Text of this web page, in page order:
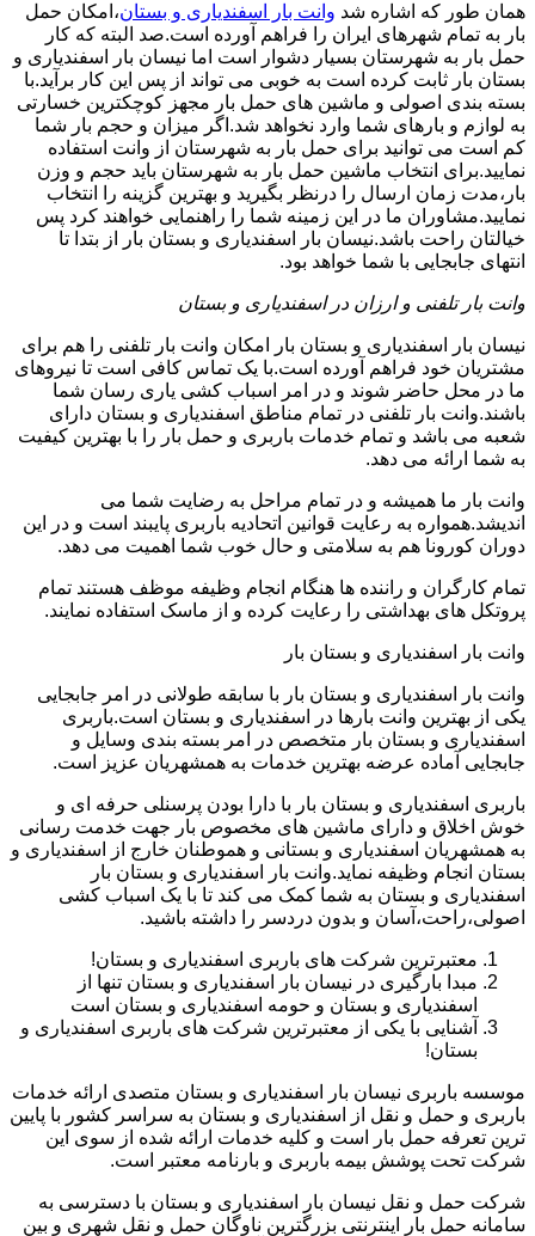
همان طور که اشاره شد وانت بار اسفندیاری و بستان،امکان حمل
بار به تمام شهرهای ایران را فراهم آورده است.صد البته که کار
حمل بار به شهرستان بسیار دشوار است اما نیسان بار اسفندیاری و
بستان بار ثابت کرده است به خوبی می تواند از پس این کار برآید.با
بسته بندی اصولی و ماشین های حمل بار مجهز کوچکترین خسارتی
به لوازم و بارهای شما وارد نخواهد شد.اگر میزان و حجم بار شما
کم است می توانید برای حمل بار به شهرستان از وانت استفاده
نمایید.برای انتخاب ماشین حمل بار به شهرستان باید حجم و وزن
بار،مدت زمان ارسال را درنظر بگیرید و بهترین گزینه را انتخاب
نمایید.مشاوران ما در این زمینه شما را راهنمایی خواهند کرد پس
خیالتان راحت باشد.نیسان بار اسفندیاری و بستان بار از بتدا تا
انتهای جابجایی با شما خواهد بود.
وانت بار تلفنی و ارزان در اسفندیاری و بستان
نیسان بار اسفندیاری و بستان بار امکان وانت بار تلفنی را هم برای
مشتریان خود فراهم آورده است.با یک تماس کافی است تا نیروهای
ما در محل حاضر شوند و در امر اسباب کشی یاری رسان شما
باشند.وانت بار تلفنی در تمام مناطق اسفندیاری و بستان دارای
شعبه می باشد و تمام خدمات باربری و حمل بار را با بهترین کیفیت
به شما ارائه می دهد.
وانت بار ما همیشه و در تمام مراحل به رضایت شما می
اندیشد.همواره به رعایت قوانین اتحادیه باربری پایبند است و در این
دوران کورونا هم به سلامتی و حال خوب شما اهمیت می دهد.
تمام کارگران و راننده ها هنگام انجام وظیفه موظف هستند تمام
پروتکل های بهداشتی را رعایت کرده و از ماسک استفاده نمایند.
وانت بار اسفندیاری و بستان بار
وانت بار اسفندیاری و بستان بار با سابقه طولانی در امر جابجایی
یکی از بهترین وانت بارها در اسفندیاری و بستان است.باربری
اسفندیاری و بستان بار متخصص در امر بسته بندی وسایل و
جابجایی آماده عرضه بهترین خدمات به همشهریان عزیز است.
باربری اسفندیاری و بستان بار با دارا بودن پرسنلی حرفه ای و
خوش اخلاق و دارای ماشین های مخصوص بار جهت خدمت رسانی
به همشهریان اسفندیاری و بستانی و هموطنان خارج از اسفندیاری و
بستان انجام وظیفه نماید.وانت بار اسفندیاری و بستان بار
اسفندیاری و بستان به شما کمک می کند تا با یک اسباب کشی
اصولی،راحت،آسان و بدون دردسر را داشته باشید.
معتبرترین شرکت های باربری اسفندیاری و بستان!
مبدا بارگیری در نیسان بار اسفندیاری و بستان تنها از
اسفندیاری و بستان و حومه اسفندیاری و بستان است
آشنایی با یکی از معتبرترین شرکت های باربری اسفندیاری و
بستان!
موسسه باربری نیسان بار اسفندیاری و بستان متصدی ارائه خدمات
باربری و حمل و نقل از اسفندیاری و بستان به سراسر کشور با پایین
ترین تعرفه حمل بار است و کلیه خدمات ارائه شده از سوی این
شرکت تحت پوشش بیمه باربری و بارنامه معتبر است.
شرکت حمل و نقل نیسان بار اسفندیاری و بستان با دسترسی به
سامانه حمل بار اینترنتی بزرگترین ناوگان حمل و نقل شهری و بین